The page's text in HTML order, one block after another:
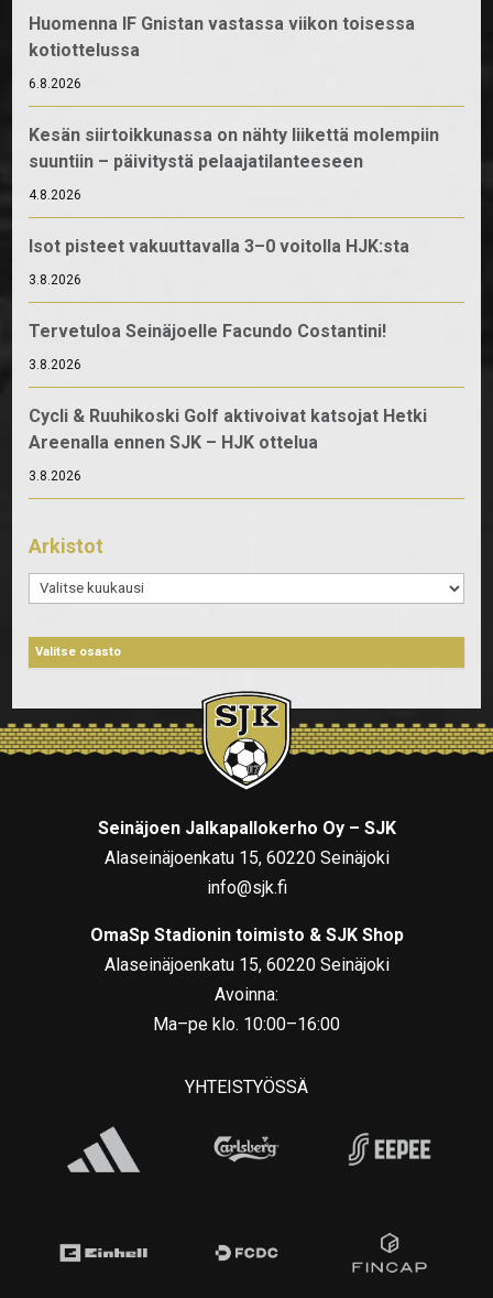
Huomenna IF Gnistan vastassa viikon toisessa
kotiottelussa
6.8.2026
Kesän siirtoikkunassa on nähty liikettä molempiin
suuntiin – päivitystä pelaajatilanteeseen
4.8.2026
Isot pisteet vakuuttavalla 3–0 voitolla HJK:sta
3.8.2026
Tervetuloa Seinäjoelle Facundo Costantini!
3.8.2026
Cycli & Ruuhikoski Golf aktivoivat katsojat Hetki
Areenalla ennen SJK – HJK ottelua
3.8.2026
Arkistot
Arkistot
Seinäjoen Jalkapallokerho Oy – SJK
Alaseinäjoenkatu 15, 60220 Seinäjoki
info@sjk.fi
OmaSp Stadionin toimisto & SJK Shop
Alaseinäjoenkatu 15, 60220 Seinäjoki
Avoinna:
Ma–pe klo. 10:00–16:00
YHTEISTYÖSSÄ